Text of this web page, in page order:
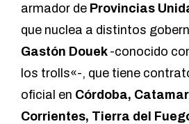
armador de Provincias
que nuclea a distintos
Gastón Douek -conocido
los trolls«-, que tiene
oficial en Córdoba,
Corrientes, Tierra del